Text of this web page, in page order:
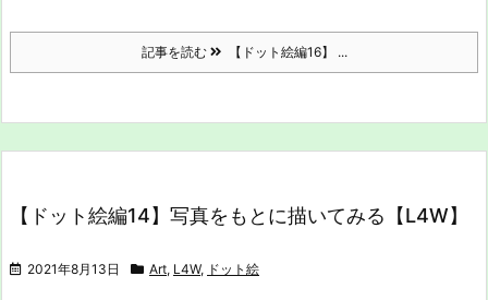
記事を読む 【ドット絵編16】 ...
【ドット絵編14】写真をもとに描いてみる【L4W】
2021年8月13日 Art, L4W, ドット絵